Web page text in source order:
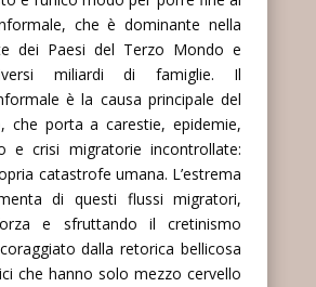
che è dominante nella
dei Paesi del Terzo Mondo e
miliardi di famiglie. Il
è la causa principale del
che porta a carestie, epidemie,
e crisi migratorie incontrollate:
catastrofe umana. L’estrema
di questi flussi migratori,
e sfruttando il cretinismo
dalla retorica bellicosa
che hanno solo mezzo cervello